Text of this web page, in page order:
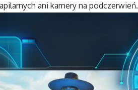
ani kamery na podczerwień.